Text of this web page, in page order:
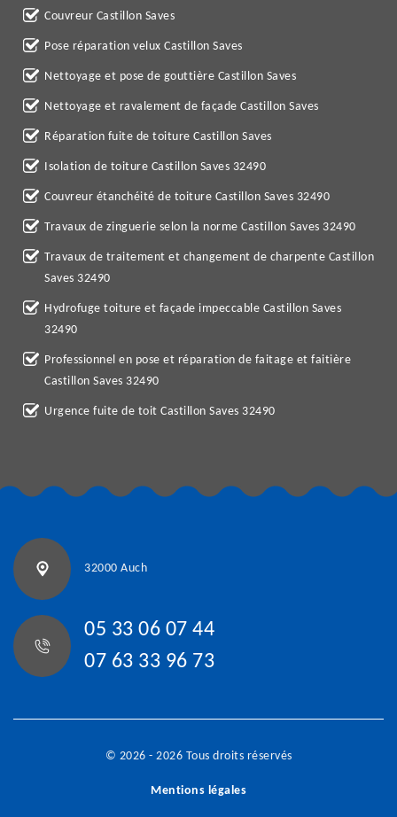
Couvreur Castillon Saves
Pose réparation velux Castillon Saves
Nettoyage et pose de gouttière Castillon Saves
Nettoyage et ravalement de façade Castillon Saves
Réparation fuite de toiture Castillon Saves
Isolation de toiture Castillon Saves 32490
Couvreur étanchéité de toiture Castillon Saves 32490
Travaux de zinguerie selon la norme Castillon Saves 32490
Travaux de traitement et changement de charpente Castillon
Saves 32490
Hydrofuge toiture et façade impeccable Castillon Saves
32490
Professionnel en pose et réparation de faitage et faitière
Castillon Saves 32490
Urgence fuite de toit Castillon Saves 32490
32000 Auch
05 33 06 07 44
07 63 33 96 73
© 2026 - 2026 Tous droits réservés
Mentions légales